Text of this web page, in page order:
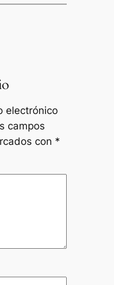
electrónico
campos
con *